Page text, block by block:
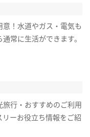
！水道やガス・電気も
常に生活ができます。
行・おすすめのご利用
ーお役立ち情報をご紹